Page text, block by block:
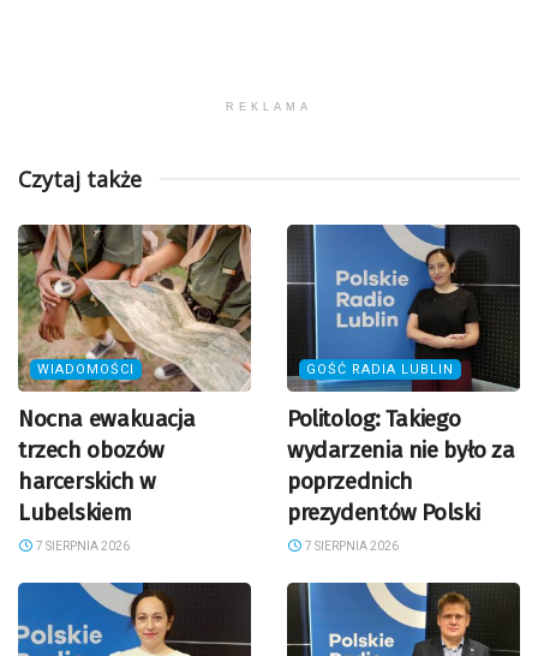
REKLAMA
Czytaj także
WIADOMOŚCI
Nocna ewakuacja
trzech obozów
harcerskich w
Lubelskiem
7 SIERPNIA 2026
GOŚĆ RADIA LUBLIN
Politolog: Takiego
wydarzenia nie było za
poprzednich
prezydentów Polski
7 SIERPNIA 2026